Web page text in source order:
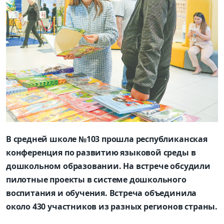
В средней школе №103 прошла республиканская
конференция по развитию языковой среды в
дошкольном образовании. На встрече обсудили
пилотные проекты в системе дошкольного
воспитания и обучения. Встреча объединила
около 430 участников из разных регионов страны.